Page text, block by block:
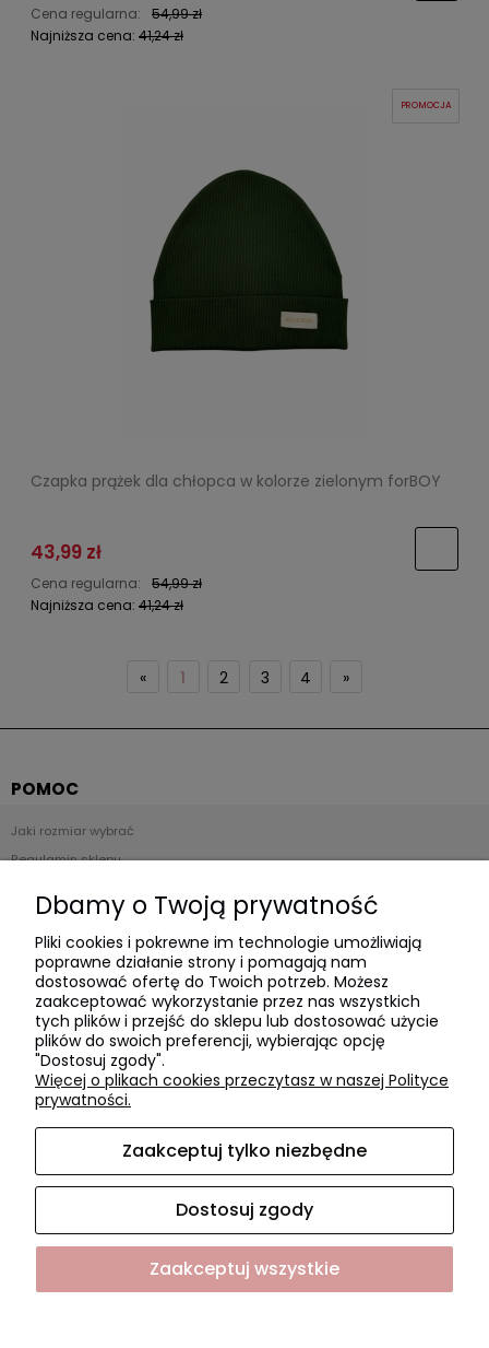
Cena regularna:
54,99 zł
Najniższa cena: 41,24 zł
Czapka prążek dla chłopca w kolorze zielonym forBOY
43,99 zł
Cena regularna:
54,99 zł
Najniższa cena: 41,24 zł
PROMOCJA
« 1 2 3 4 »
POMOC
Jaki rozmiar wybrać
Regulamin sklepu
Polityka prywatności
Płatności i dostawa
Czas realizacji zamówienia
Czas i koszty dostawy
Formy płatności
O NAS
Współpraca
Dbamy o Twoją prywatność
Pliki cookies i pokrewne im technologie umożliwiają
poprawne działanie strony i pomagają nam
dostosować ofertę do Twoich potrzeb. Możesz
zaakceptować wykorzystanie przez nas wszystkich
tych plików i przejść do sklepu lub dostosować użycie
plików do swoich preferencji, wybierając opcję
"Dostosuj zgody".
Więcej o plikach cookies przeczytasz w naszej Polityce
prywatności.
Zaakceptuj tylko niezbędne
Dostosuj zgody
Zaakceptuj wszystkie